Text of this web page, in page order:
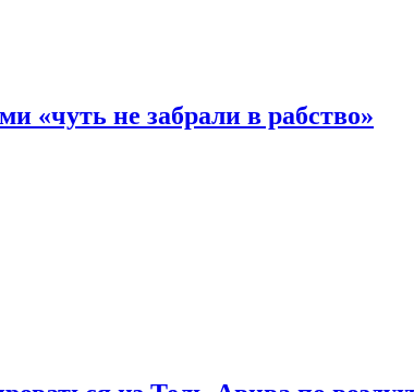
«чуть не забрали в рабство»